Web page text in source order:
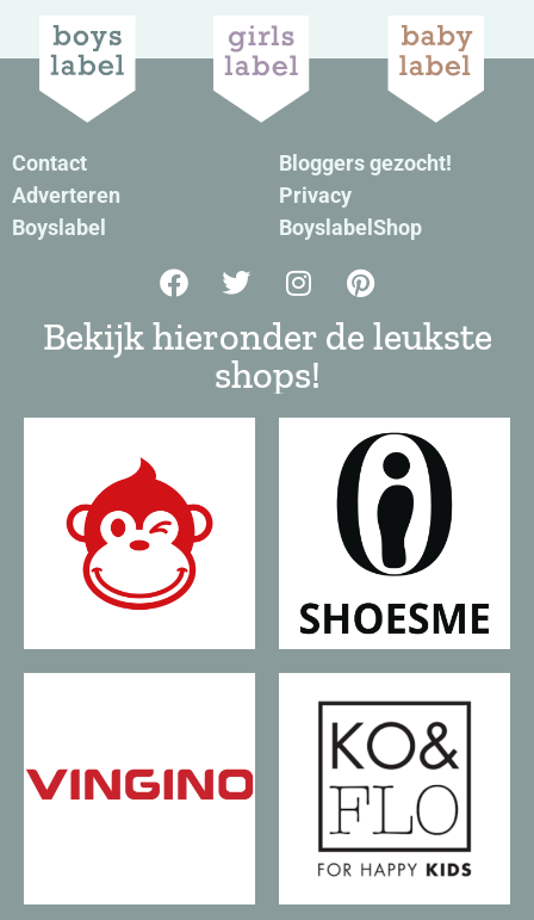
Contact
Adverteren
Boyslabel
Bloggers gezocht!
Privacy
BoyslabelShop
Bekijk hieronder de leukste
shops!